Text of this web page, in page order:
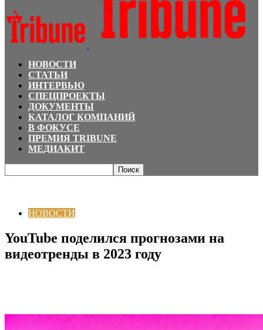
НОВОСТИ
СТАТЬИ
ИНТЕРВЬЮ
СПЕЦПРОЕКТЫ
ДОКУМЕНТЫ
КАТАЛОГ КОМПАНИЙ
В ФОКУСЕ
ПРЕМИЯ TRIBUNE
МЕДИАКИТ
НОВОСТИ
YouTube поделился прогнозами на
видеотренды в 2023 году